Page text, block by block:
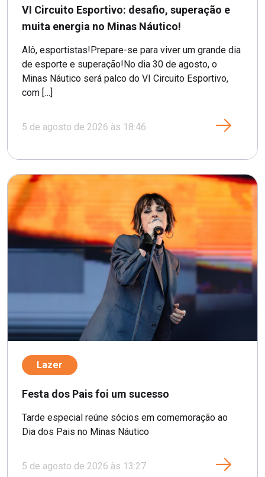
VI Circuito Esportivo: desafio, superação e
muita energia no Minas Náutico!
Alô, esportistas!Prepare-se para viver um grande dia
de esporte e superação!No dia 30 de agosto, o
Minas Náutico será palco do VI Circuito Esportivo,
com […]
5 de agosto de 2026 às 18:46
Lazer
Festa dos Pais foi um sucesso
Tarde especial reúne sócios em comemoração ao
Dia dos Pais no Minas Náutico
5 de agosto de 2026 às 13:27